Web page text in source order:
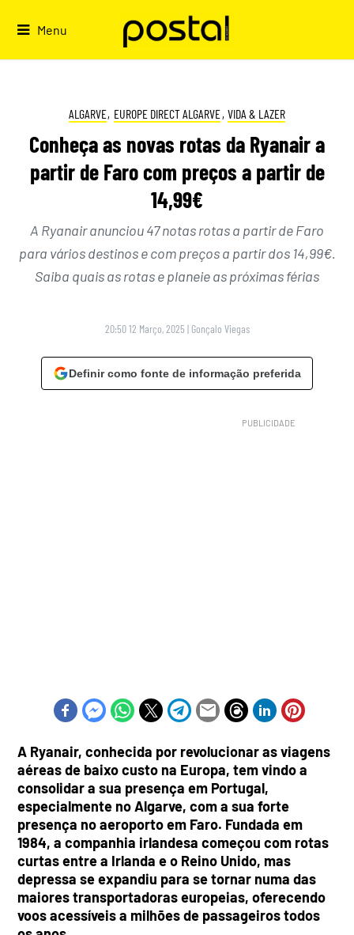
Menu
ALGARVE, EUROPE DIRECT ALGARVE, VIDA & LAZER
Conheça as novas rotas da Ryanair a
partir de Faro com preços a partir de
14,99€
A Ryanair anunciou 47 notas rotas a partir de Faro
para vários destinos e com preços a partir dos 14,99€.
Saiba quais as rotas e planeie as próximas férias
20:50 12 Março, 2025 | Gonçalo Viegas
Definir como fonte de informação preferida
A Ryanair, conhecida por revolucionar as viagens
aéreas de baixo custo na Europa, tem vindo a
consolidar a sua presença em Portugal,
especialmente no Algarve, com a sua forte
presença no aeroporto em Faro. Fundada em
1984, a companhia irlandesa começou com rotas
curtas entre a Irlanda e o Reino Unido, mas
depressa se expandiu para se tornar numa das
maiores transportadoras europeias, oferecendo
voos acessíveis a milhões de passageiros todos